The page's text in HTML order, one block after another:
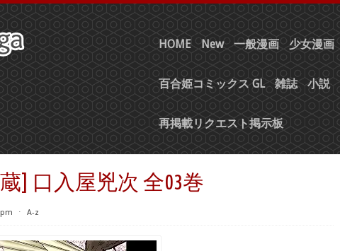
HOME New 一般漫画 少女漫画
百合姫コミックス GL 雑誌 小説
再掲載リクエスト掲示板
] 口入屋兇次 全03巻
⋅ A-z